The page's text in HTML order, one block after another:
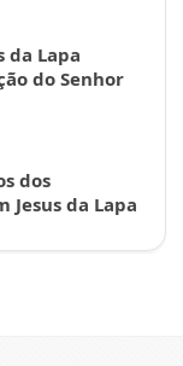
da Lapa
do Senhor
dos
Jesus da Lapa